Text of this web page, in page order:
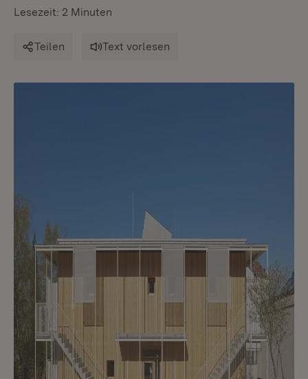
Lesezeit: 2 Minuten
Teilen Text vorlesen